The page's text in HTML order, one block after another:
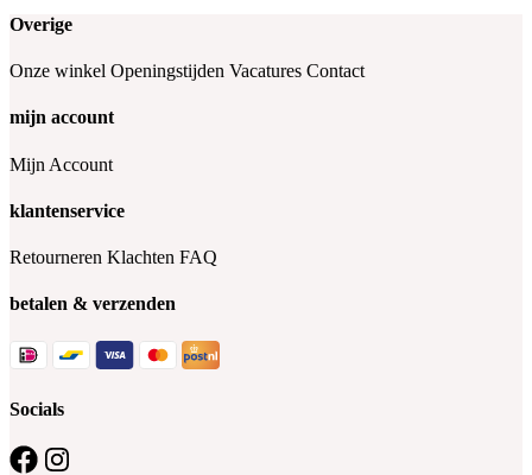
Overige
Onze winkel Openingstijden Vacatures Contact
mijn account
Mijn Account
klantenservice
Retourneren Klachten FAQ
betalen & verzenden
Socials